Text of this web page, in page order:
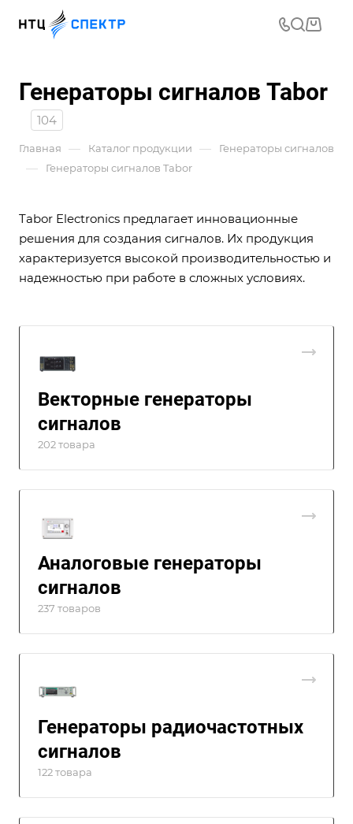
Генераторы сигналов Tabor
104
Главная — Каталог продукции — Генераторы сигналов
— Генераторы сигналов Tabor
Tabor Electronics предлагает инновационные
решения для создания сигналов. Их продукция
характеризуется высокой производительностью и
надежностью при работе в сложных условиях.
Векторные генераторы
сигналов
202 товара
Аналоговые генераторы
сигналов
237 товаров
Генераторы радиочастотных
сигналов
122 товара